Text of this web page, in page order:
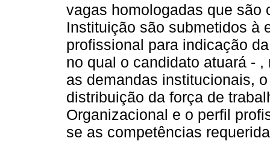
vagas homologadas que são
Instituição são submetidos à
profissional para indicação
no qual o candidato atuará -
as demandas institucionais,
distribuição da força de
Organizacional e o perfil
se as competências